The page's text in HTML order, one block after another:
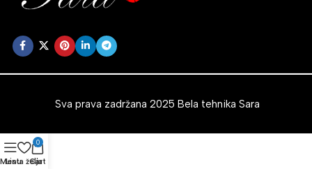
Sva prava zadržana 2025 Bela tehnika Sara
Menu
Lista želja
0
Cart